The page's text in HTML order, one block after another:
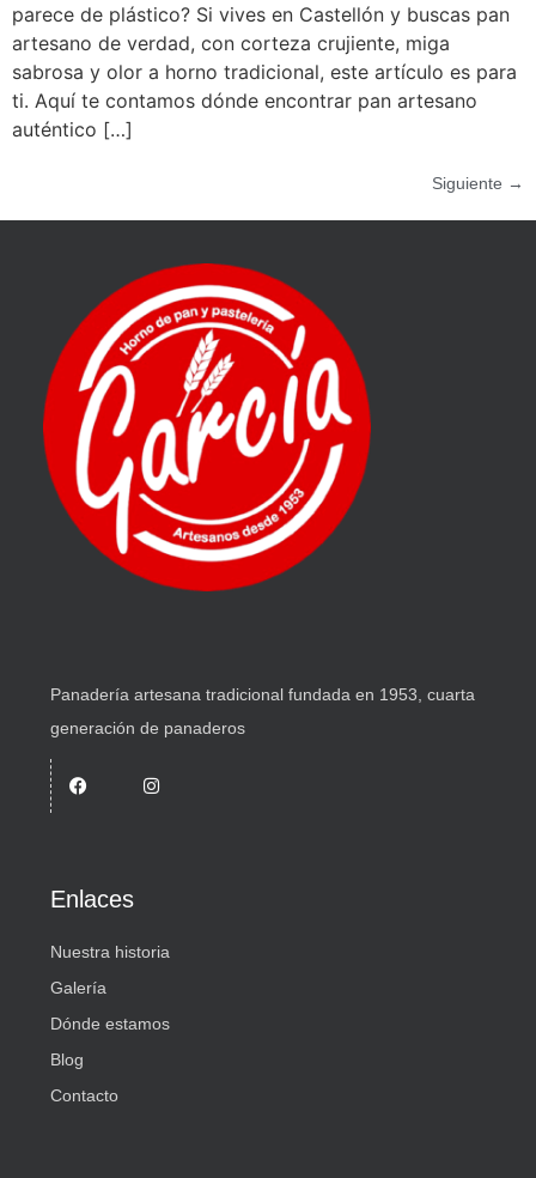
parece de plástico? Si vives en Castellón y buscas pan
artesano de verdad, con corteza crujiente, miga
sabrosa y olor a horno tradicional, este artículo es para
ti. Aquí te contamos dónde encontrar pan artesano
auténtico […]
Siguiente →
Panadería artesana tradicional fundada en 1953, cuarta
generación de panaderos
Enlaces
Nuestra historia
Galería
Dónde estamos
Blog
Contacto